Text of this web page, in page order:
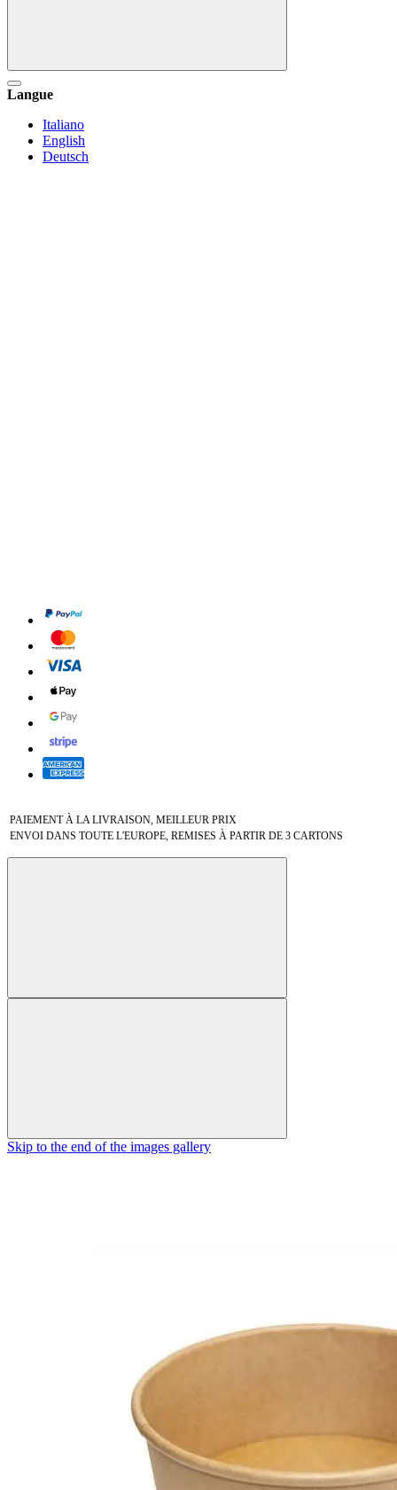
Langue
Italiano
English
Deutsch
PAIEMENT À LA LIVRAISON, MEILLEUR PRIX
ENVOI DANS TOUTE L'EUROPE, REMISES À PARTIR DE 3 CARTONS
Skip to the end of the images gallery